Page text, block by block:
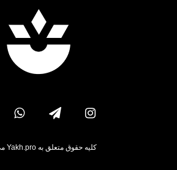
کلیه حقوق متعلق به Yakh.pro می‌باشد